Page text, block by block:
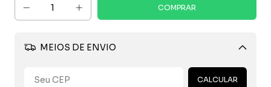
MEIOS DE ENVIO
Alterar CEP
CALCULAR